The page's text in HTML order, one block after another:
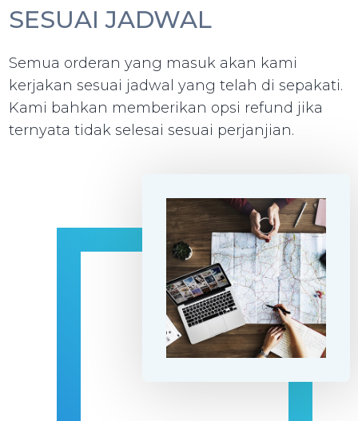
SESUAI JADWAL
Semua orderan yang masuk akan kami
kerjakan sesuai jadwal yang telah di sepakati.
Kami bahkan memberikan opsi refund jika
ternyata tidak selesai sesuai perjanjian.